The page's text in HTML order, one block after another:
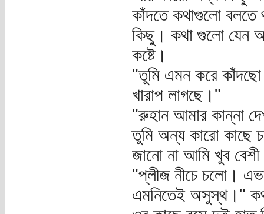
কাঁদতে কথাগুলো বলতে
কিছু। কথা গুলো যেন
কষ্টে।
"তুমি এমন করে
খারাপ লাগছে।"
"রুহান আমার কান্না
তুমি অন্য কারো কাছে
জানো না আমি খুব
"প্লীজ নীচে চলো।
এমনিতেই অসুস্থ।"